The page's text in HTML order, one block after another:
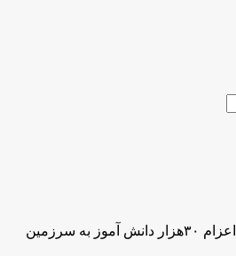
برگزاری ۵۵۰ یادواره شهدا/اعزام ۳۰هزار دانش آموز به سرزمین